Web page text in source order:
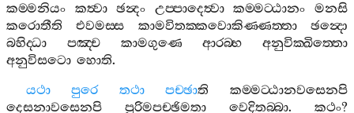
කම‍්මනියං
කත්‍වා ඡන්‍දං උප‍්පාදෙත්‍වා කම‍්මට‍්ඨානං
මනසි
කරොතීති
එවමස‍්ස කාමවිතක‍්කවොකිණ‍්ණත‍්තා
ඡන්‍දො
බහිද‍්ධා
පඤ‍්ච කාමගුණෙ ආරබ‍්භ
අනුවික‍්ඛිත‍්තො
අනුවිසටො හොති.
යථා
පුරෙ තථා පච‍්ඡාති
කම‍්මට‍්ඨානවසෙනපි
දෙසනාවසෙනපි
පුරිමපච‍්ඡිමතා වෙදිතබ‍්බා. කථං?